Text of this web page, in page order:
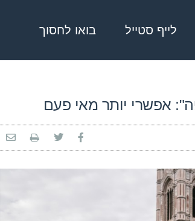
לייף סטייל בואו לחסוך
אפשרי יותר מאי פעם